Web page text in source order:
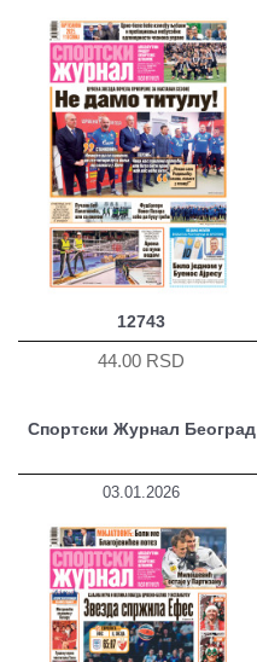
12743
44.00 RSD
Спортски Журнал Београд
03.01.2026